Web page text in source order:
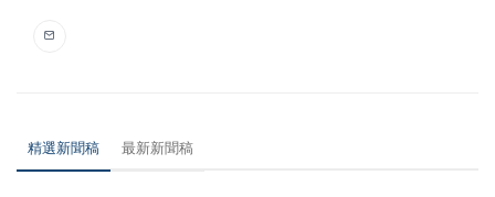
精選新聞稿 最新新聞稿